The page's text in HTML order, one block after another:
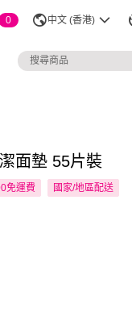
0 中文 (香港)
面墊 55片裝
免運費 國家/地區配送